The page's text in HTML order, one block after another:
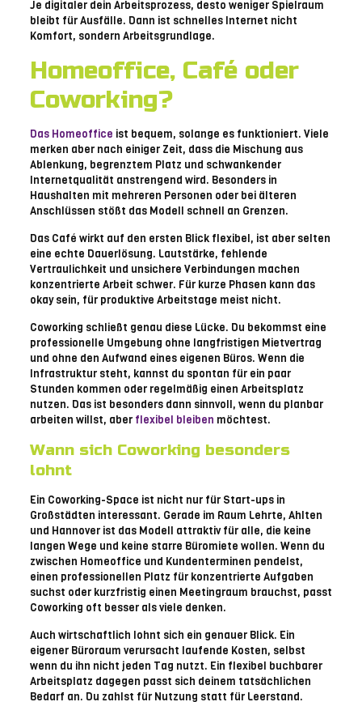
Je digitaler dein Arbeitsprozess, desto weniger Spielraum
bleibt für Ausfälle. Dann ist schnelles Internet nicht
Komfort, sondern Arbeitsgrundlage.
Homeoffice, Café oder
Coworking?
Das Homeoffice ist bequem, solange es funktioniert. Viele
merken aber nach einiger Zeit, dass die Mischung aus
Ablenkung, begrenztem Platz und schwankender
Internetqualität anstrengend wird. Besonders in
Haushalten mit mehreren Personen oder bei älteren
Anschlüssen stößt das Modell schnell an Grenzen.
Das Café wirkt auf den ersten Blick flexibel, ist aber selten
eine echte Dauerlösung. Lautstärke, fehlende
Vertraulichkeit und unsichere Verbindungen machen
konzentrierte Arbeit schwer. Für kurze Phasen kann das
okay sein, für produktive Arbeitstage meist nicht.
Coworking schließt genau diese Lücke. Du bekommst eine
professionelle Umgebung ohne langfristigen Mietvertrag
und ohne den Aufwand eines eigenen Büros. Wenn die
Infrastruktur steht, kannst du spontan für ein paar
Stunden kommen oder regelmäßig einen Arbeitsplatz
nutzen. Das ist besonders dann sinnvoll, wenn du planbar
arbeiten willst, aber flexibel bleiben möchtest.
Wann sich Coworking besonders
lohnt
Ein Coworking-Space ist nicht nur für Start-ups in
Großstädten interessant. Gerade im Raum Lehrte, Ahlten
und Hannover ist das Modell attraktiv für alle, die keine
langen Wege und keine starre Büromiete wollen. Wenn du
zwischen Homeoffice und Kundenterminen pendelst,
einen professionellen Platz für konzentrierte Aufgaben
suchst oder kurzfristig einen Meetingraum brauchst, passt
Coworking oft besser als viele denken.
Auch wirtschaftlich lohnt sich ein genauer Blick. Ein
eigener Büroraum verursacht laufende Kosten, selbst
wenn du ihn nicht jeden Tag nutzt. Ein flexibel buchbarer
Arbeitsplatz dagegen passt sich deinem tatsächlichen
Bedarf an. Du zahlst für Nutzung statt für Leerstand.